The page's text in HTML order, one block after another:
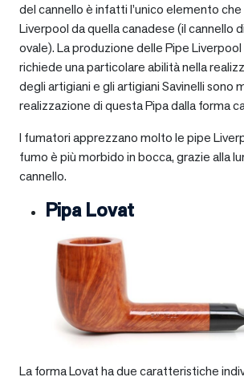
del cannello è infatti l’unico elemento
Liverpool da quella canadese (il cannello
ovale). La produzione delle Pipe
richiede una particolare abilità nella
degli artigiani e gli artigiani Savinelli sono
realizzazione di questa Pipa dalla forma
I fumatori apprezzano molto le pipe
fumo è più morbido in bocca, grazie alla
cannello.
Pipa Lovat
La forma Lovat ha due caratteristiche